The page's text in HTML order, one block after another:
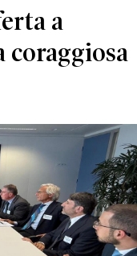
a
coraggiosa